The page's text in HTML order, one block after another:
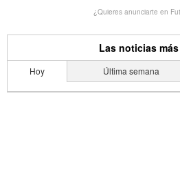
¿Quieres anunciarte en
Las noticias
Hoy Última semana